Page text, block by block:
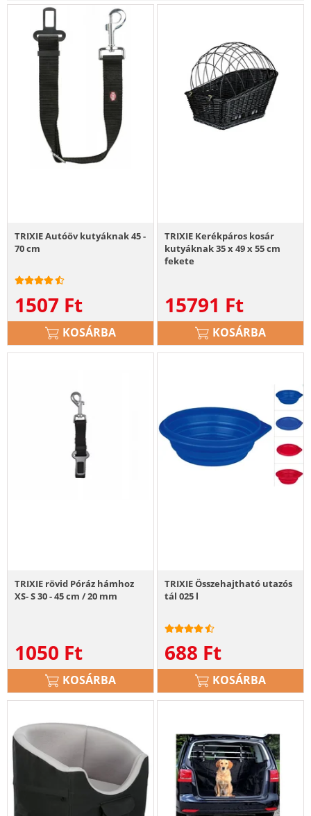
TRIXIE Autóöv kutyáknak 45 -
70 cm
1507 Ft
KOSÁRBA
TRIXIE Kerékpáros kosár
kutyáknak 35 x 49 x 55 cm
fekete
15791 Ft
KOSÁRBA
TRIXIE rövid Póráz hámhoz
XS- S 30 - 45 cm / 20 mm
1050 Ft
KOSÁRBA
TRIXIE Összehajtható utazós
tál 025 l
688 Ft
KOSÁRBA